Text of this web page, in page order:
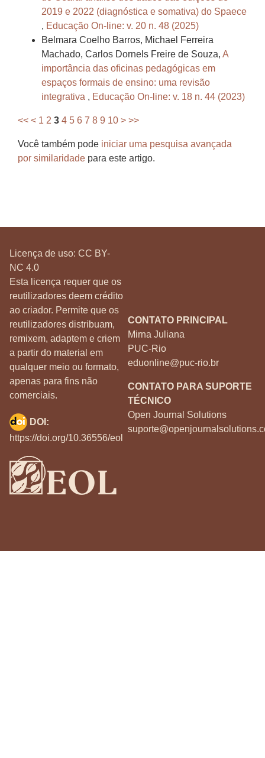
2019 e 2022 (diagnóstica e somativa) do Spaece
, Educação On-line: v. 20 n. 48 (2025)
Belmara Coelho Barros, Michael Ferreira
Machado, Carlos Dornels Freire de Souza, A
importância das oficinas pedagógicas em
espaços formais de ensino: uma revisão
integrativa , Educação On-line: v. 18 n. 44 (2023)
<< < 1 2 3 4 5 6 7 8 9 10 > >>
Você também pode iniciar uma pesquisa avançada
por similaridade para este artigo.
Licença de uso: CC BY-
NC 4.0
Esta licença requer que os
reutilizadores deem crédito
ao criador. Permite que os
reutilizadores distribuam,
remixem, adaptem e criem
a partir do material em
qualquer meio ou formato,
apenas para fins não
comerciais.
CONTATO PRINCIPAL
Mirna Juliana
PUC-Rio
eduonline@puc-rio.br
CONTATO PARA SUPORTE
TÉCNICO
Open Journal Solutions
DOI:
https://doi.org/10.36556/eol